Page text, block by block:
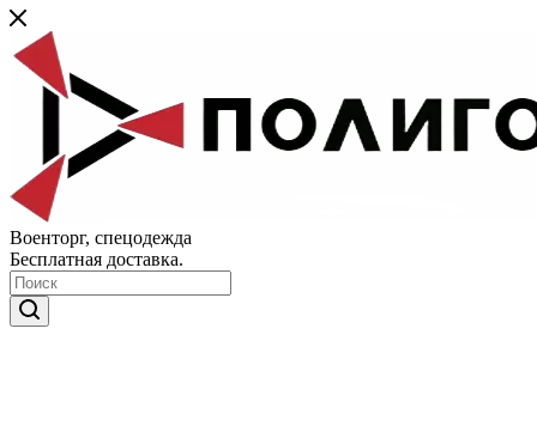
Военторг, спецодежда
Бесплатная доставка.